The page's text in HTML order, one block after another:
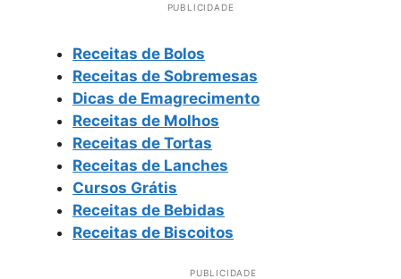
PUBLICIDADE
Receitas de Bolos
Receitas de Sobremesas
Dicas de Emagrecimento
Receitas de Molhos
Receitas de Tortas
Receitas de Lanches
Cursos Grátis
Receitas de Bebidas
Receitas de Biscoitos
PUBLICIDADE